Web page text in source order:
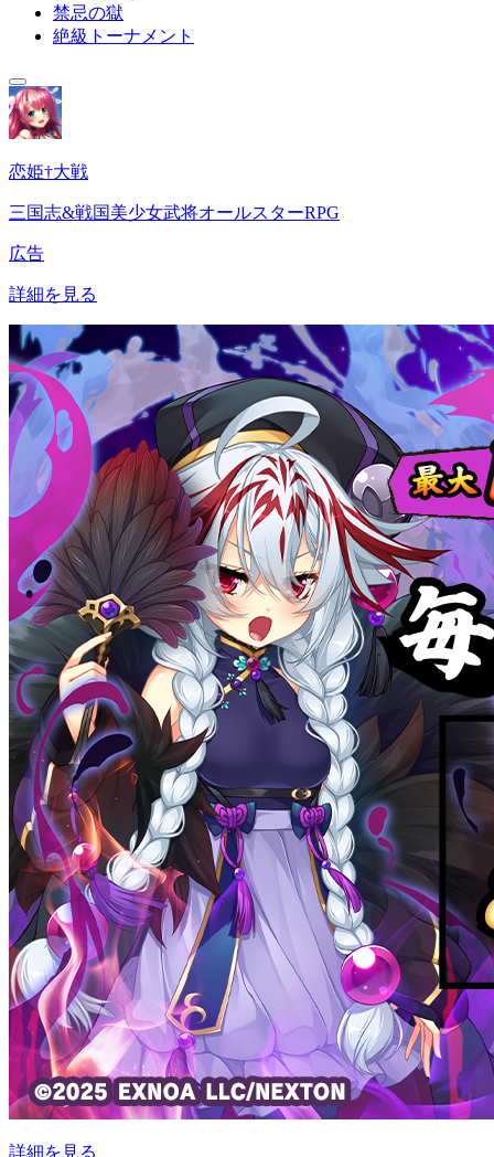
禁忌の獄
絶級トーナメント
恋姫†大戦
三国志&戦国美少女武将オールスターRPG
広告
詳細を見る
詳細を見る